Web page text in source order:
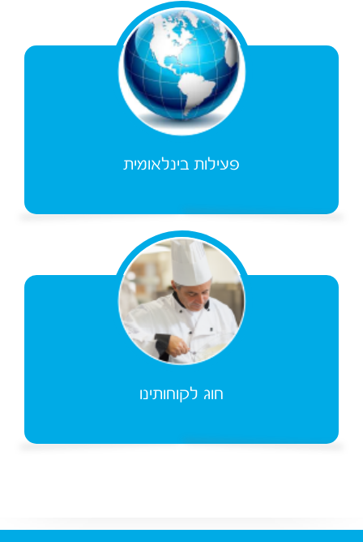
פעילות בינלאומית
חוג לקוחותינו